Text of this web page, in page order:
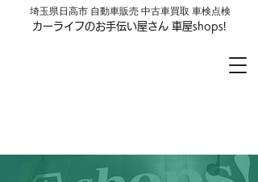
​埼玉県日高市 自動車販売 中古車買取 車検点検
カーライフのお手伝い屋さん 車屋shops!